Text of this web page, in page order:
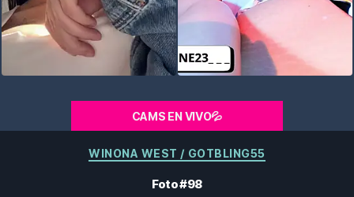
CAMS EN VIVO💦
Categorías
WINONA WEST / GOTBLING55
Foto #98